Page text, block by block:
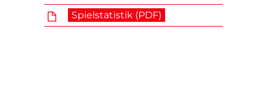
Spielstatistik (PDF)